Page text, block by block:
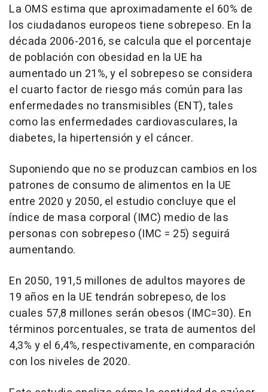
La OMS estima que aproximadamente el 60% de
los ciudadanos europeos tiene sobrepeso. En la
década 2006-2016, se calcula que el porcentaje
de población con obesidad en la UE ha
aumentado un 21%, y el sobrepeso se considera
el cuarto factor de riesgo más común para las
enfermedades no transmisibles (ENT), tales
como las enfermedades cardiovasculares, la
diabetes, la hipertensión y el cáncer.
Suponiendo que no se produzcan cambios en los
patrones de consumo de alimentos en la UE
entre 2020 y 2050, el estudio concluye que el
índice de masa corporal (IMC) medio de las
personas con sobrepeso (IMC = 25) seguirá
aumentando.
En 2050, 191,5 millones de adultos mayores de
19 años en la UE tendrán sobrepeso, de los
cuales 57,8 millones serán obesos (IMC=30). En
términos porcentuales, se trata de aumentos del
4,3% y el 6,4%, respectivamente, en comparación
con los niveles de 2020.